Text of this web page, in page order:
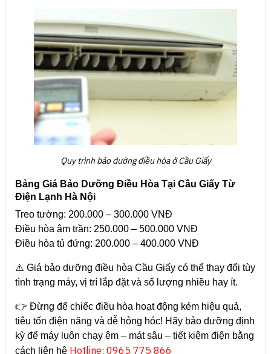
Quy trình bảo dưỡng điều hòa ở Cầu Giấy
Bảng Giá Bảo Dưỡng Điều Hòa Tại Cầu Giấy Từ
Điện Lạnh Hà Nội
Treo tường: 200.000 – 300.000 VNĐ
Điều hòa âm trần: 250.000 – 500.000 VNĐ
Điều hòa tủ đứng: 200.000 – 400.000 VNĐ
⚠️ Giá bảo dưỡng điều hòa Cầu Giấy có thể thay đổi tùy
tình trạng máy, vị trí lắp đặt và số lượng nhiều hay ít.
👉 Đừng để chiếc điều hòa hoạt động kém hiệu quả,
tiêu tốn điện năng và dễ hỏng hóc! Hãy bảo dưỡng định
kỳ để máy luôn chạy êm – mát sâu – tiết kiệm điện bằng
cách liên hệ Hotline: 0965 775 866